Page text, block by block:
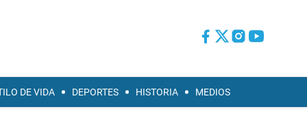
DE VIDA DEPORTES HISTORIA MEDIOS